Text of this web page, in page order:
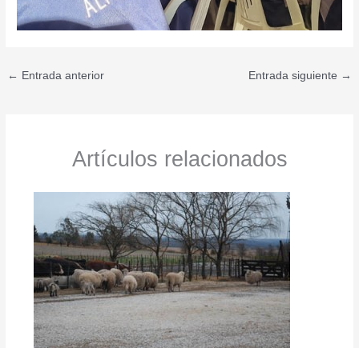
← Entrada anterior Entrada siguiente →
Artículos relacionados